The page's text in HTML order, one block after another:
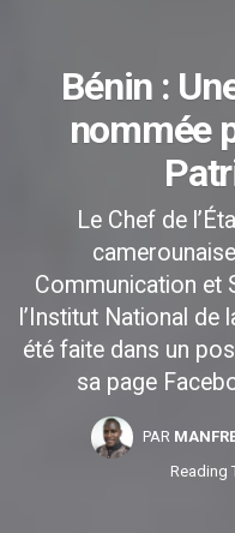
Bénin :
nommée
Le Chef de
Communication et
l’Institut National de
été faite dans un
sa page
PAR
Reading